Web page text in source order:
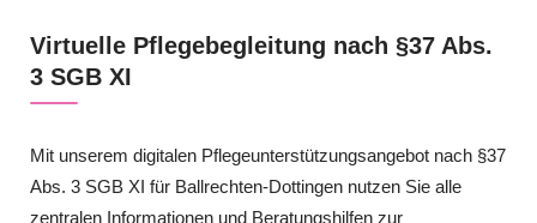
Virtuelle Pflegebegleitung nach §37 Abs.
3 SGB XI
Mit unserem digitalen Pflegeunterstützungsangebot nach §37
Abs. 3 SGB XI für Ballrechten-Dottingen nutzen Sie alle
zentralen Informationen und Beratungshilfen zur